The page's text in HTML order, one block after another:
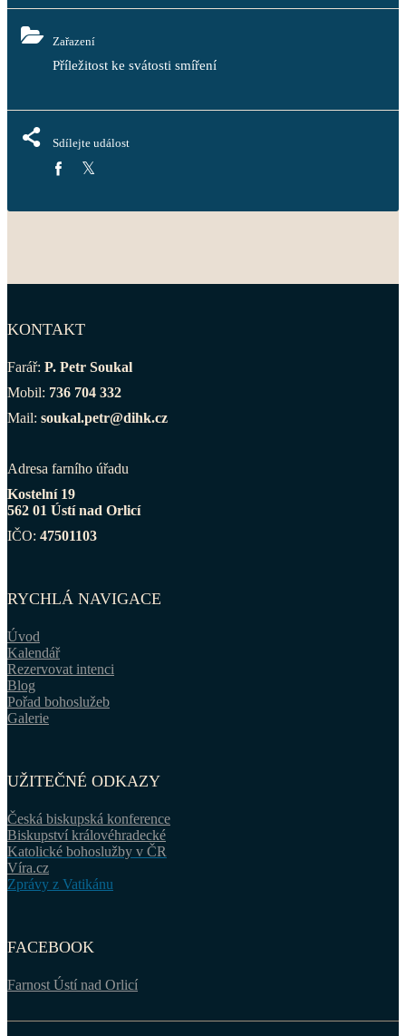
Zařazení
Příležitost ke svátosti smíření
Sdílejte událost
KONTAKT
Farář: P. Petr Soukal
Mobil: 736 704 332
Mail: soukal.petr@dihk.cz
Adresa farního úřadu
Kostelní 19
562 01 Ústí nad Orlicí
IČO: 47501103
RYCHLÁ NAVIGACE
Úvod
Kalendář
Rezervovat intenci
Blog
Pořad bohoslužeb
Galerie
UŽITEČNÉ ODKAZY
Česká biskupská konference
Biskupství královéhradecké
Katolické bohoslužby v ČR
Víra.cz
Zprávy z Vatikánu
FACEBOOK
Farnost Ústí nad Orlicí